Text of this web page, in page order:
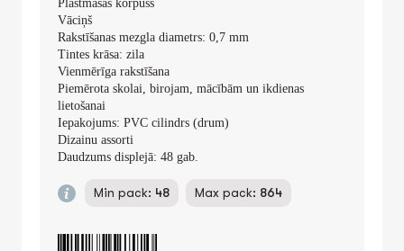
Plastmasas korpuss
Vāciņš
Rakstīšanas mezgla diametrs: 0,7 mm
Tintes krāsa: zila
Vienmērīga rakstīšana
Piemērota skolai, birojam, mācībām un ikdienas
lietošanai
Iepakojums: PVC cilindrs (drum)
Dizainu assorti
Daudzums displejā: 48 gab.
Min pack: 48 Max pack: 864